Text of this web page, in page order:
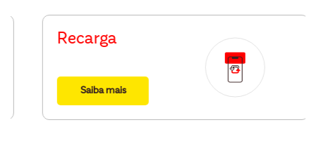
Recarga
Saiba mais